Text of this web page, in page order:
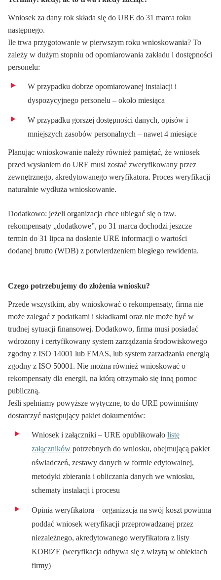
Wniosek za dany rok składa się do URE do 31 marca roku
następnego.
Ile trwa przygotowanie w pierwszym roku wnioskowania? To
zależy w dużym stopniu od opomiarowania zakładu i dostępności
personelu:
W przypadku dobrze opomiarowanej instalacji i
dyspozycyjnego personelu – około miesiąca
W przypadku gorszej dostępności danych, opisów i
mniejszych zasobów personalnych – nawet 4 miesiące
Planując wnioskowanie należy również pamiętać, że wniosek
przed wysłaniem do URE musi zostać zweryfikowany przez
zewnętrznego, akredytowanego weryfikatora. Proces weryfikacji
naturalnie wydłuża wnioskowanie.
Dodatkowo: jeżeli organizacja chce ubiegać się o tzw.
rekompensaty „dodatkowe”, po 31 marca dochodzi jeszcze
termin do 31 lipca na dosłanie URE informacji o wartości
dodanej brutto (WDB) z potwierdzeniem biegłego rewidenta.
Czego potrzebujemy do złożenia wniosku?
Przede wszystkim, aby wnioskować o rekompensaty, firma nie
może zalegać z podatkami i składkami oraz nie może być w
trudnej sytuacji finansowej. Dodatkowo, firma musi posiadać
wdrożony i certyfikowany system zarządzania środowiskowego
zgodny z ISO 14001 lub EMAS, lub system zarzadzania energią
zgodny z ISO 50001. Nie można również wnioskować o
rekompensaty dla energii, na którą otrzymało się inną pomoc
publiczną.
Jeśli spełniamy powyższe wytyczne, to do URE powinniśmy
dostarczyć następujący pakiet dokumentów:
Wniosek i załączniki – URE opublikowało listę
załączników potrzebnych do wniosku, obejmującą pakiet
oświadczeń, zestawy danych w formie edytowalnej,
metodyki zbierania i obliczania danych we wniosku,
schematy instalacji i procesu
Opinia weryfikatora – organizacja na swój koszt powinna
poddać wniosek weryfikacji przeprowadzanej przez
niezależnego, akredytowanego weryfikatora z listy
KOBiZE (weryfikacja odbywa się z wizytą w obiektach
firmy)